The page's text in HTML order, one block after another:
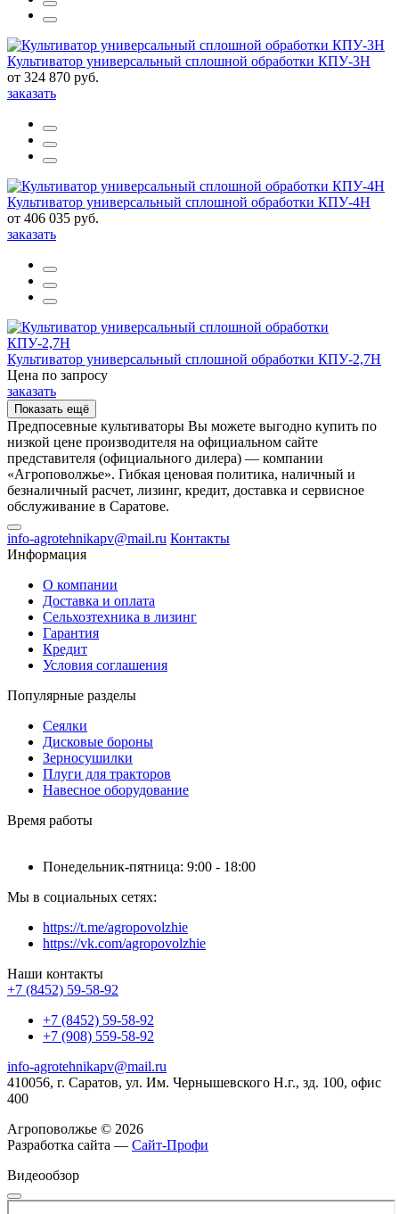
Культиватор универсальный сплошной обработки КПУ-3Н
от 324 870 руб.
заказать
Культиватор универсальный сплошной обработки КПУ-4Н
от 406 035 руб.
заказать
Культиватор универсальный сплошной обработки КПУ-2,7Н
Цена по запросу
заказать
Показать ещё
Предпосевные культиваторы Вы можете выгодно купить по
низкой цене производителя на официальном сайте
представителя (официального дилера) — компании
«Агроповолжье». Гибкая ценовая политика, наличный и
безналичный расчет, лизинг, кредит, доставка и сервисное
обслуживание в Саратове.
info-agrotehnikapv@mail.ru Контакты
Информация
О компании
Доставка и оплата
Сельхозтехника в лизинг
Гарантия
Кредит
Условия соглашения
Популярные разделы
Сеялки
Дисковые бороны
Зерносушилки
Плуги для тракторов
Навесное оборудование
Время работы
Понедельник-пятница: 9:00 - 18:00
Мы в социальных сетях:
https://t.me/agropovolzhie
https://vk.com/agropovolzhie
Наши контакты
+7 (8452) 59-58-92
+7 (8452) 59-58-92
+7 (908) 559-58-92
info-agrotehnikapv@mail.ru
410056, г. Саратов, ул. Им. Чернышевского Н.г., зд. 100, офис
400
Агроповолжье © 2026
Разработка сайта — Сайт-Профи
Видеообзор